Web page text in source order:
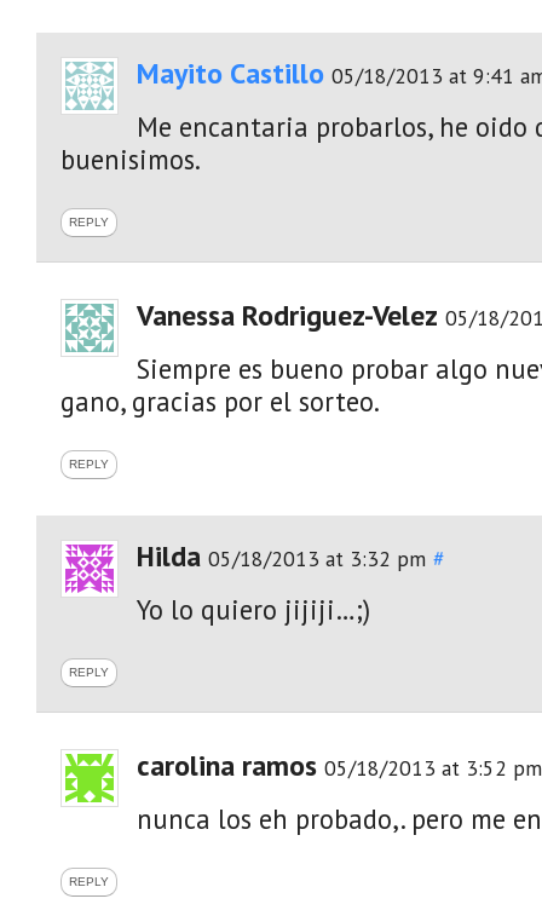
Mayito Castillo 05/18/2013 at 9:41
Me encantaria probarlos, he oido
buenisimos.
REPLY
Vanessa Rodriguez-Velez 05/18/
Siempre es bueno probar algo
gano, gracias por el sorteo.
REPLY
Hilda 05/18/2013 at 3:32 pm #
Yo lo quiero jijiji…;)
REPLY
carolina ramos 05/18/2013 at 3:52 pm
nunca los eh probado,. pero me
REPLY